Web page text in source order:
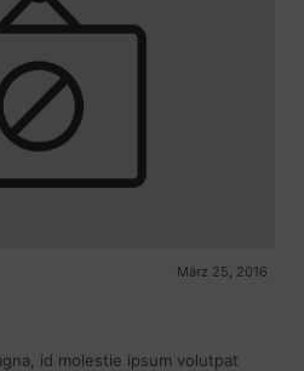
März 25, 2016
id molestie ipsum volutpat